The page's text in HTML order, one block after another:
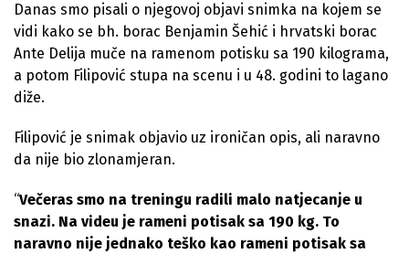
Danas smo pisali o njegovoj objavi snimka na kojem se
vidi kako se bh. borac Benjamin Šehić i hrvatski borac
Ante Delija muče na ramenom potisku sa 190 kilograma,
a potom Filipović stupa na scenu i u 48. godini to lagano
diže.
Filipović je snimak objavio uz ironičan opis, ali naravno
da nije bio zlonamjeran.
“Večeras smo na treningu radili malo natjecanje u
snazi. Na videu je rameni potisak sa 190 kg. To
naravno nije jednako teško kao rameni potisak sa